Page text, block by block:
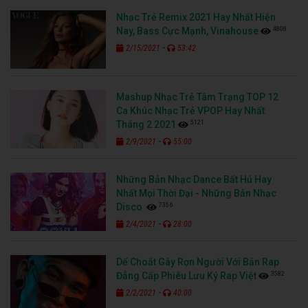
Nhạc Trẻ Remix 2021 Hay Nhất Hiện
Nay, Bass Cực Mạnh, Vinahouse
4808
2/15/2021 - 53:42
Mashup Nhạc Trẻ Tâm Trạng TOP 12
Ca Khúc Nhạc Trẻ VPOP Hay Nhất
Tháng 2 2021
5121
2/9/2021 - 55:00
Những Bản Nhạc Dance Bất Hủ Hay
Nhất Mọi Thời Đại - Những Bản Nhạc
Disco
7356
2/4/2021 - 28:00
Dế Choắt Gây Rợn Người Với Bản Rap
Đẳng Cấp Phiêu Lưu Ký Rap Việt
3582
2/2/2021 - 40:00